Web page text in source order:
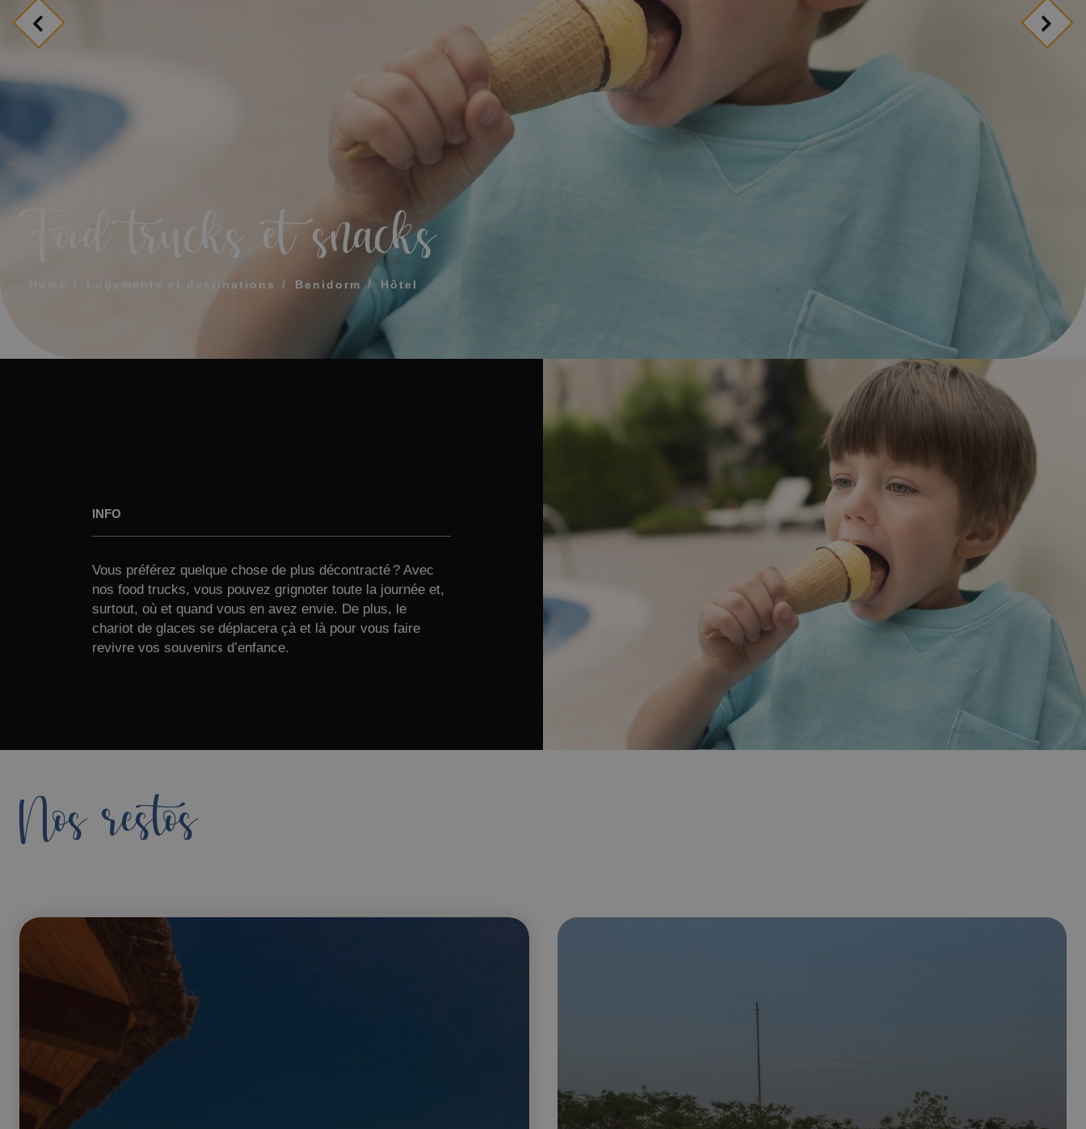
Que comprend mon régime ?
Comment réserver et gérer votre
réservation
Modifier ma réservation
Annuler ma réservation
HEURE PRÉFÉRÉE POUR QUE NOUS VOUS APPELIONS
J'accepte les termes et conditions de confidentialité
ENVOYER
Food trucks et snacks
Logements et destinations Benidorm Hôtel
INFO
Vous préférez quelque chose de plus décontracté ? Avec
nos food trucks, vous pouvez grignoter toute la journée et,
surtout, où et quand vous en avez envie. De plus, le
chariot de glaces se déplacera çà et là pour vous faire
revivre vos souvenirs d’enfance.
Nos restos